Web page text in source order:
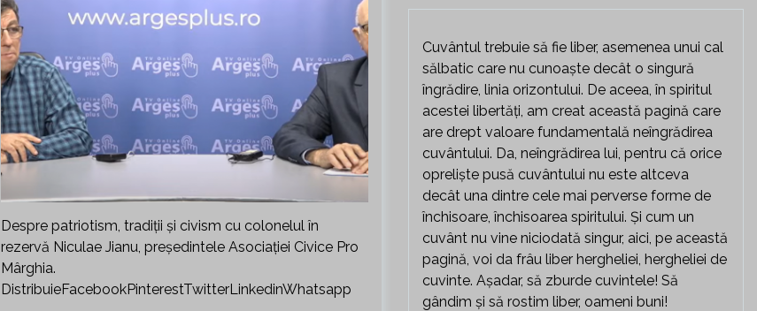
Despre patriotism, tradiții și civism cu colonelul în
rezervă Niculae Jianu, președintele Asociației Civice Pro
Mârghia.
DistribuieFacebookPinterestTwitterLinkedinWhatsapp
Cuvântul trebuie să fie liber, asemenea unui cal
sălbatic care nu cunoaște decât o singură
îngrădire, linia orizontului. De aceea, în spiritul
acestei libertăți, am creat această pagină care
are drept valoare fundamentală neîngrădirea
cuvântului. Da, neîngrădirea lui, pentru că orice
opreliște pusă cuvântului nu este altceva
decât una dintre cele mai perverse forme de
închisoare, închisoarea spiritului. Și cum un
cuvânt nu vine niciodată singur, aici, pe această
pagină, voi da frâu liber hergheliei, hergheliei de
cuvinte. Așadar, să zburde cuvintele! Să
gândim și să rostim liber, oameni buni!